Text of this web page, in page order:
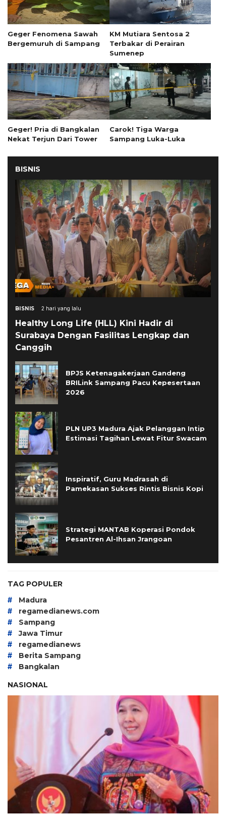
Geger Fenomena Sawah
Bergemuruh di Sampang
KM Mutiara Sentosa 2
Terbakar di Perairan
Sumenep
Geger! Pria di Bangkalan
Nekat Terjun Dari Tower
Carok! Tiga Warga
Sampang Luka-Luka
BISNIS
BISNIS 2 hari yang lalu
Healthy Long Life (HLL) Kini Hadir di
Surabaya Dengan Fasilitas Lengkap dan
Canggih
BPJS Ketenagakerjaan Gandeng
BRILink Sampang Pacu Kepesertaan
2026
PLN UP3 Madura Ajak Pelanggan Intip
Estimasi Tagihan Lewat Fitur Swacam
Inspiratif, Guru Madrasah di
Pamekasan Sukses Rintis Bisnis Kopi
Strategi MANTAB Koperasi Pondok
Pesantren Al-Ihsan Jrangoan
TAG POPULER
# Madura
# regamedianews.com
# Sampang
# Jawa Timur
# regamedianews
# Berita Sampang
#
Bangkalan
NASIONAL